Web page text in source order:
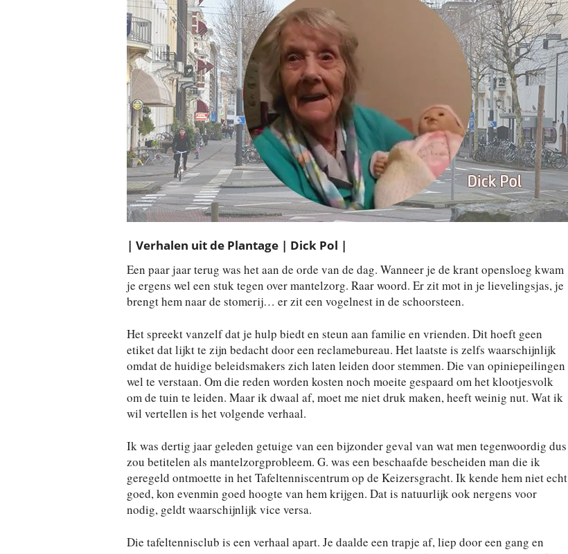
| Verhalen uit de Plantage | Dick Pol |
Een paar jaar terug was het aan de orde van de dag. Wanneer je de krant opensloeg kwam
je ergens wel een stuk tegen over mantelzorg. Raar woord. Er zit mot in je lievelingsjas, je
brengt hem naar de stomerij… er zit een vogelnest in de schoorsteen.
Het spreekt vanzelf dat je hulp biedt en steun aan familie en vrienden. Dit hoeft geen
etiket dat lijkt te zijn bedacht door een reclamebureau. Het laatste is zelfs waarschijnlijk
omdat de huidige beleidsmakers zich laten leiden door stemmen. Die van opiniepeilingen
wel te verstaan. Om die reden worden kosten noch moeite gespaard om het klootjesvolk
om de tuin te leiden. Maar ik dwaal af, moet me niet druk maken, heeft weinig nut. Wat ik
wil vertellen is het volgende verhaal.
Ik was dertig jaar geleden getuige van een bijzonder geval van wat men tegenwoordig dus
zou betitelen als mantelzorgprobleem. G. was een beschaafde bescheiden man die ik
geregeld ontmoette in het Tafeltenniscentrum op de Keizersgracht. Ik kende hem niet echt
goed, kon evenmin goed hoogte van hem krijgen. Dat is natuurlijk ook nergens voor
nodig, geldt waarschijnlijk vice versa.
Die tafeltennisclub is een verhaal apart. Je daalde een trapje af, liep door een gang en